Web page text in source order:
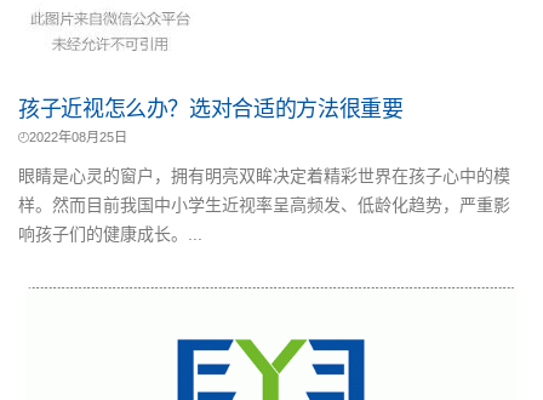
孩子近视怎么办？选对合适的方法很重要
2022年08月25日
眼睛是心灵的窗户，拥有明亮双眸决定着精彩世界在孩子心中的模
样。然而目前我国中小学生近视率呈高频发、低龄化趋势，严重影
响孩子们的健康成长。...